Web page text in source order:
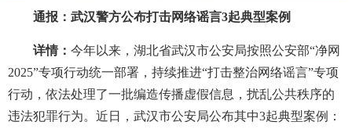
通报：武汉警方公布打击网络谣言3起典型案例
详情： 今年以来，湖北省武汉市公安局按照公安部“净网
2025”专项行动统一部署，持续推进“打击整治网络谣言”专项
行动，依法处理了一批编造传播虚假信息，扰乱公共秩序的
违法犯罪行为。近日，武汉市公安局公布其中3起典型案例：